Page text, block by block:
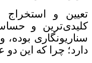
تعیین و
کلیدی‌ترین و
سناریونگاری بوده،
دارد؛ چرا که این